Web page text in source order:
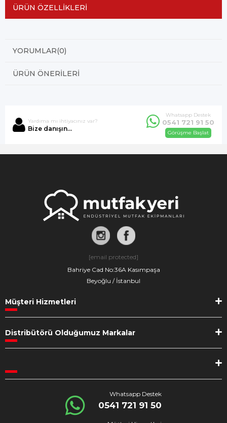
ÜRÜN ÖZELLIKLERI
YORUMLAR(0)
ÜRÜN ÖNERILERI
Yardıma mı ihtiyacınız var?
Bize danışın...
Whatsapp Destek
0541 721 91 50
Görüşme Başlat
[email protected]
Bahriye Cad No:36A Kasımpaşa
Beyoğlu / İstanbul
Müşteri Hizmetleri
Distribütörü Olduğumuz Markalar
Whatsapp Destek
0541 721 91 50